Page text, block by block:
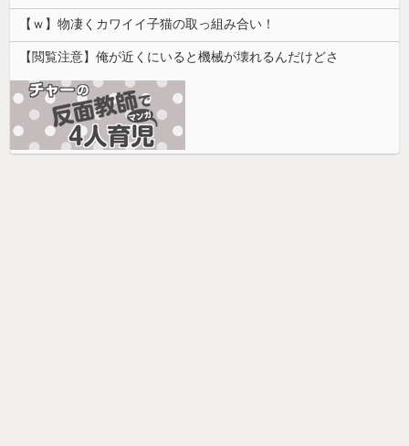
【ｗ】物凄くカワイイ子猫の取っ組み合い！
【閲覧注意】俺が近くにいると機械が壊れるんだけどさ